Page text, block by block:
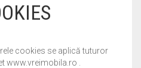
cookies se aplică tuturor
www.vreimobila.ro .